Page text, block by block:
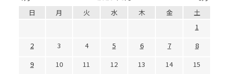
日 月 火 水 木 金
土
1
2
3 4 5 6 7
8
9
10 11 12 13 14
15